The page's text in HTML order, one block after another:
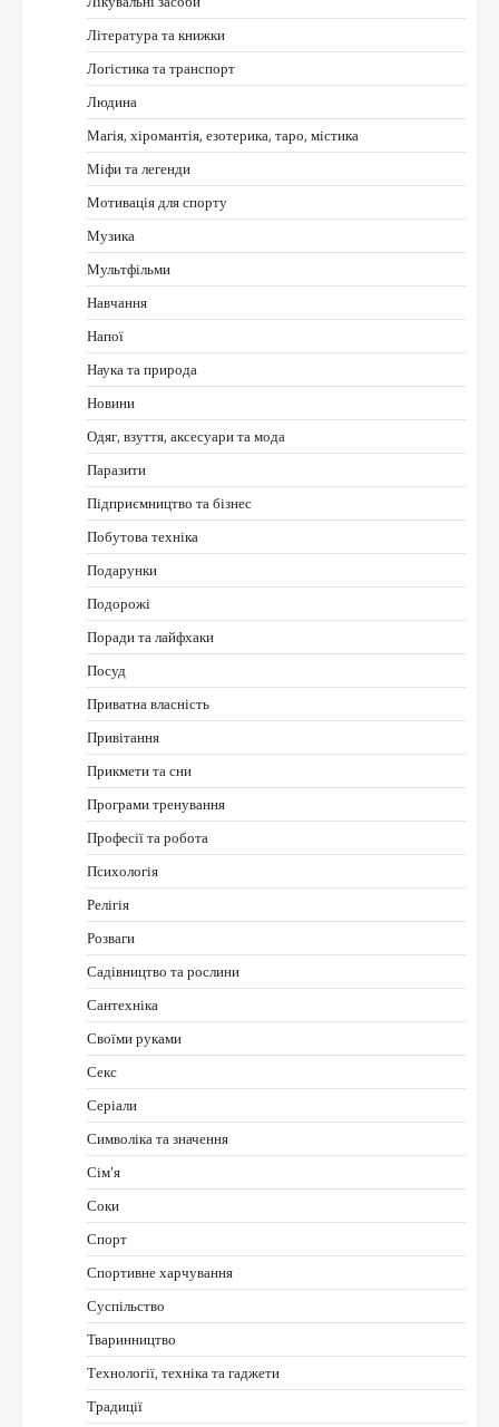
Література та книжки
Логістика та транспорт
Людина
Магія, хіромантія, езотерика, таро, містика
Міфи та легенди
Мотивація для спорту
Музика
Мультфільми
Навчання
Напої
Наука та природа
Новини
Одяг, взуття, аксесуари та мода
Паразити
Підприємництво та бізнес
Побутова техніка
Подарунки
Подорожі
Поради та лайфхаки
Посуд
Приватна власність
Привітання
Прикмети та сни
Програми тренування
Професії та робота
Психологія
Релігія
Розваги
Садівництво та рослини
Сантехніка
Своїми руками
Секс
Серіали
Символіка та значення
Сім’я
Соки
Спорт
Спортивне харчування
Суспільство
Тваринництво
Технології, техніка та гаджети
Традиції